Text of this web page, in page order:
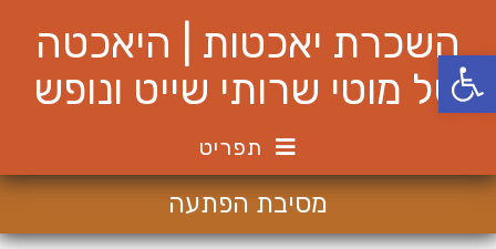
פתח סרגל נגישותהשכרת יאכטות | היאכטה
של מוטי שרותי שייט ונופש
תפריט
מסיבת הפתעה